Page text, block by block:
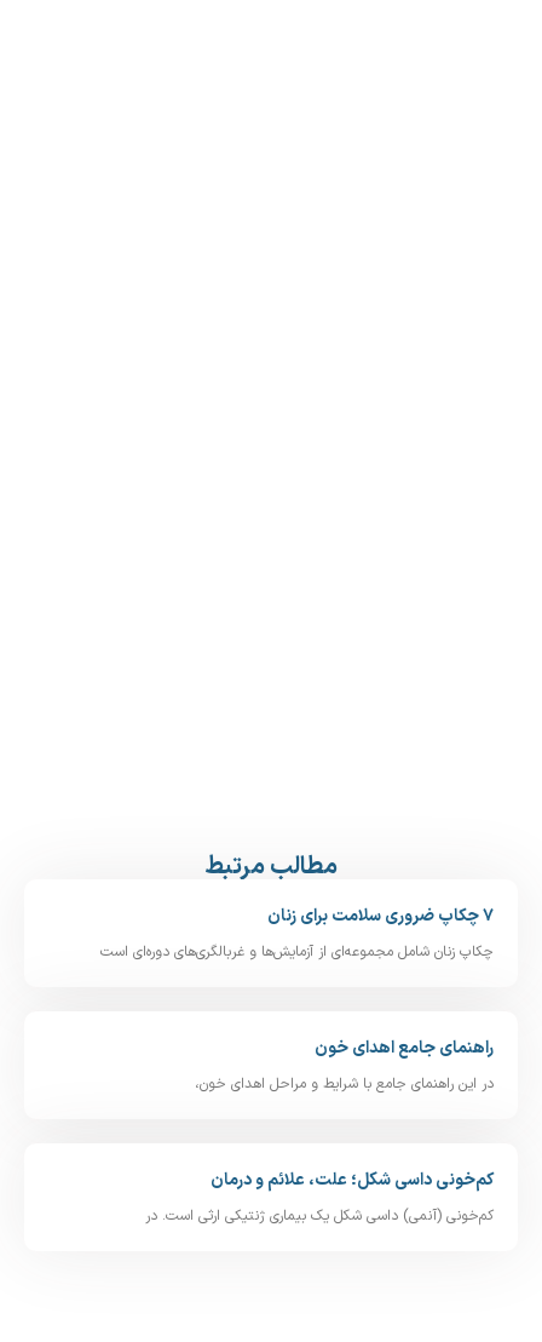
مطالب مرتبط
۷ چکاپ ضروری سلامت برای زنان
چکاپ زنان شامل مجموعه‌ای از آزمایش‌ها و غربالگری‌های دوره‌ای است
راهنمای جامع اهدای خون
در این راهنمای جامع با شرایط و مراحل اهدای خون،
کم‌خونی داسی‌ شکل؛ علت، علائم و درمان
کم‌خونی (آنمی) داسی‌ شکل یک بیماری ژنتیکی ارثی است. در